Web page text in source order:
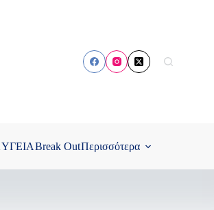
ΥΓΕΙΑBreak OutΠερισσότερα